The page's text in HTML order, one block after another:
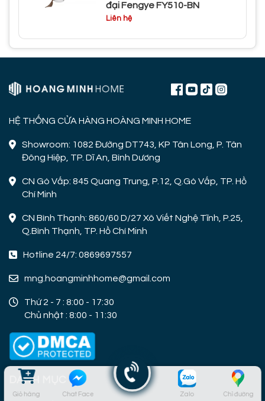
Giỏ hàng Chat Face Zalo Chỉ đường
đại Fengye FY510-BN
Liên hệ
HỆ THỐNG CỬA HÀNG HOÀNG MINH HOME
Showroom: 1082 Đường DT743, KP Tân Long, P. Tân
Đông Hiệp, TP. Dĩ An, Bình Dương
CN Gò Vấp: 845 Quang Trung, P.12, Q.Gò Vấp, TP. Hồ
Chí Minh
CN Bình Thạnh: 860/60 D/27 Xô Viết Nghệ Tĩnh, P.25,
Q.Bình Thạnh, TP. Hồ Chí Minh
Hotline 24/7: 0869697557
mng.hoangminhhome@gmail.com
Thứ 2 - 7 : 8:00 - 17:30
Chủ nhật : 8:00 - 11:30
DANH MỤC